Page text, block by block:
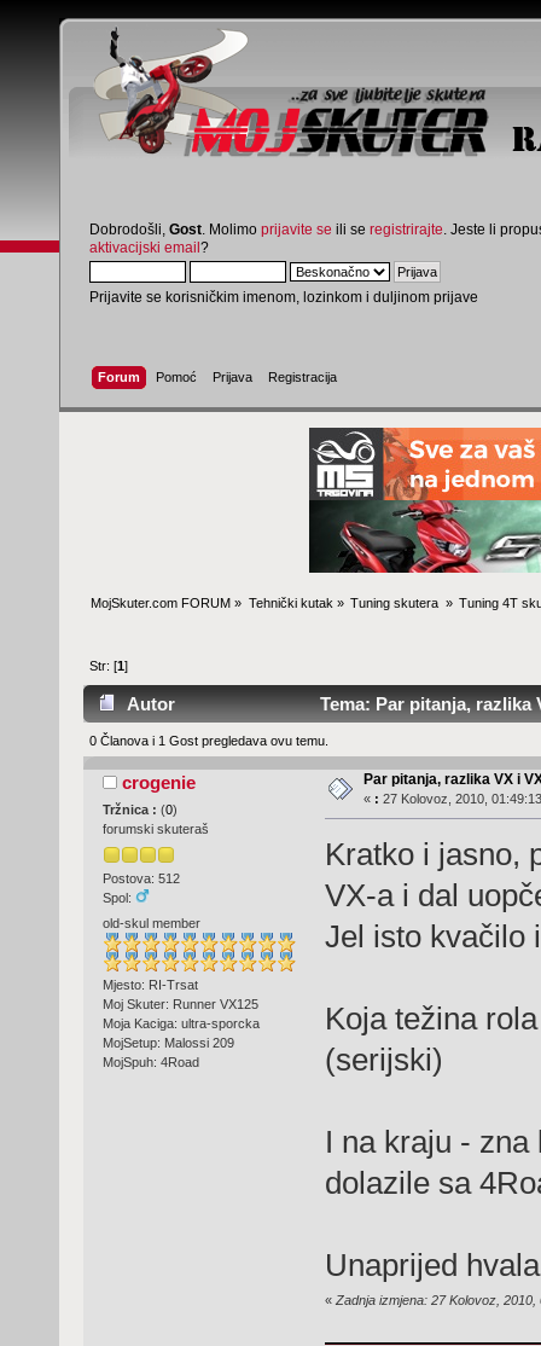
Dobrodošli, Gost . Molimo prijavite se ili se registrirajte . Jeste li
aktivacijski email?
Prijavite se korisničkim imenom, lozinkom i duljinom prijave
Forum Pomoć Prijava Registracija
MojSkuter.com FORUM » Tehnički kutak » Tuning skutera » Tuning 4T
Str: [1]
Autor Tema: Par pitanja, razlika
0 Članova i 1 Gost pregledava ovu temu.
crogenie
Tržnica : (0)
forumski skuteraš
Postova: 512
Spol:
old-skul member
Mjesto: RI-Trsat
Moj Skuter: Runner VX125
Moja Kaciga: ultra-sporcka
MojSetup: Malossi 209
MojSpuh: 4Road
Par pitanja, razlika VX i
« : 27 Kolovoz, 2010,
Kratko i jasno,
VX-a i dal
Jel isto kvačilo
Koja težina
(serijski)
I na kraju -
dolazile sa
Unaprijed
« Zadnja izmjena: 27 Kolovoz, 2010,